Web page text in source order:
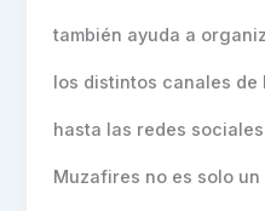
también ayuda a
los distintos canales de
hasta las redes
Muzafires no es solo